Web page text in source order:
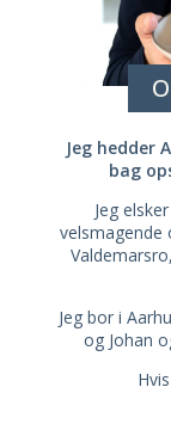
Jeg hedder
bag
Jeg
velsmagende
Jeg bor i
og Johan